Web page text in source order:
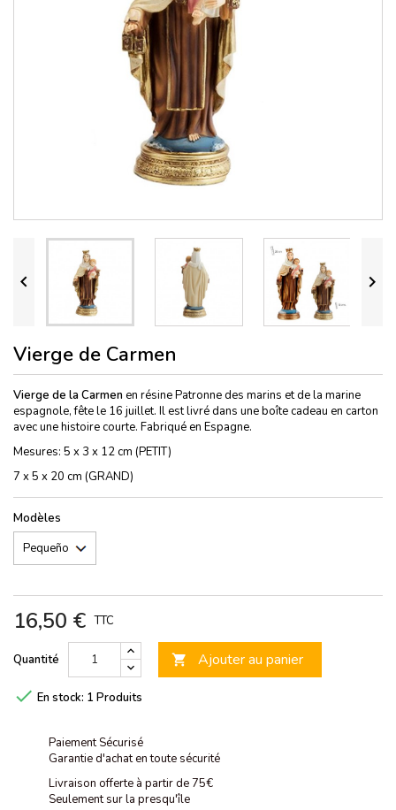
 
Vierge de Carmen
Vierge de la Carmen en résine Patronne des marins et de la marine
espagnole, fête le 16 juillet. Il est livré dans une boîte cadeau en carton
avec une histoire courte. Fabriqué en Espagne.
Mesures: 5 x 3 x 12 cm (PETIT)
7 x 5 x 20 cm (GRAND)
Modèles
16,50 € TTC
Quantité  Ajouter au panier
 En stock: 1 Produits
Paiement Sécurisé
Garantie d'achat en toute sécurité
Livraison offerte à partir de 75€
Seulement sur la presqu'île